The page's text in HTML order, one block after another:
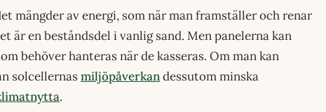
mängder av energi, som när man framställer och renar
är en beståndsdel i vanlig sand. Men panelerna kan
behöver hanteras när de kasseras. Om man kan
solcellernasmiljöpåverkandessutom minska
.